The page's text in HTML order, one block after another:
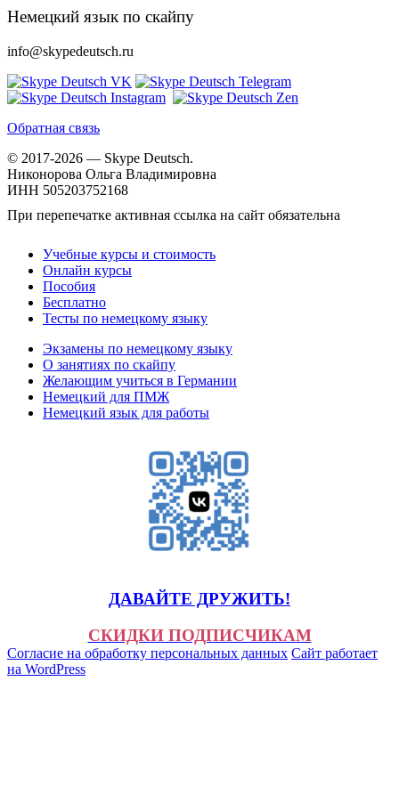
Немецкий язык по скайпу
info@skypedeutsch.ru
Обратная связь
© 2017-2026 — Skype Deutsch.
Никонорова Ольга Владимировна
ИНН 505203752168
При перепечатке активная ссылка на сайт обязательна
Учебные курсы и стоимость
Онлайн курсы
Пособия
Бесплатно
Тесты по немецкому языку
Экзамены по немецкому языку
О занятиях по скайпу
Желающим учиться в Германии
Немецкий для ПМЖ
Немецкий язык для работы
ДАВАЙТЕ ДРУЖИТЬ!
СКИДКИ ПОДПИСЧИКАМ
Согласие на обработку персональных данных Сайт работает
на WordPress